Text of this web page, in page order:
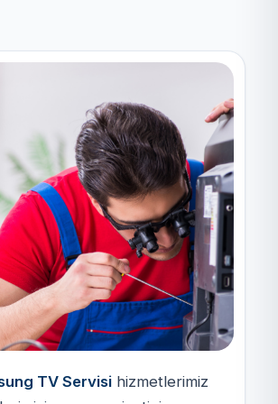
TV Servisi hizmetlerimiz